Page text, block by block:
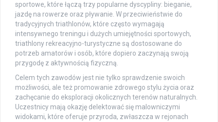
sportowe, które łączą trzy popularne dyscypliny: bieganie,
jazdę na rowerze oraz pływanie. W przeciwieństwie do
tradycyjnych triathlonów, które często wymagają
intensywnego treningu i dużych umiejętności sportowych,
triathlony rekreacyjno-turystyczne są dostosowane do
potrzeb amatorów i osób, które dopiero zaczynają swoją
przygodę z aktywnością fizyczną.
Celem tych zawodów jest nie tylko sprawdzenie swoich
możliwości, ale też promowanie zdrowego stylu życia oraz
zachęcanie do eksploracji okolicznych terenów naturalnych.
Uczestnicy mają okazję delektować się malowniczymi
widokami, które oferuje przyroda, zwłaszcza w rejonach